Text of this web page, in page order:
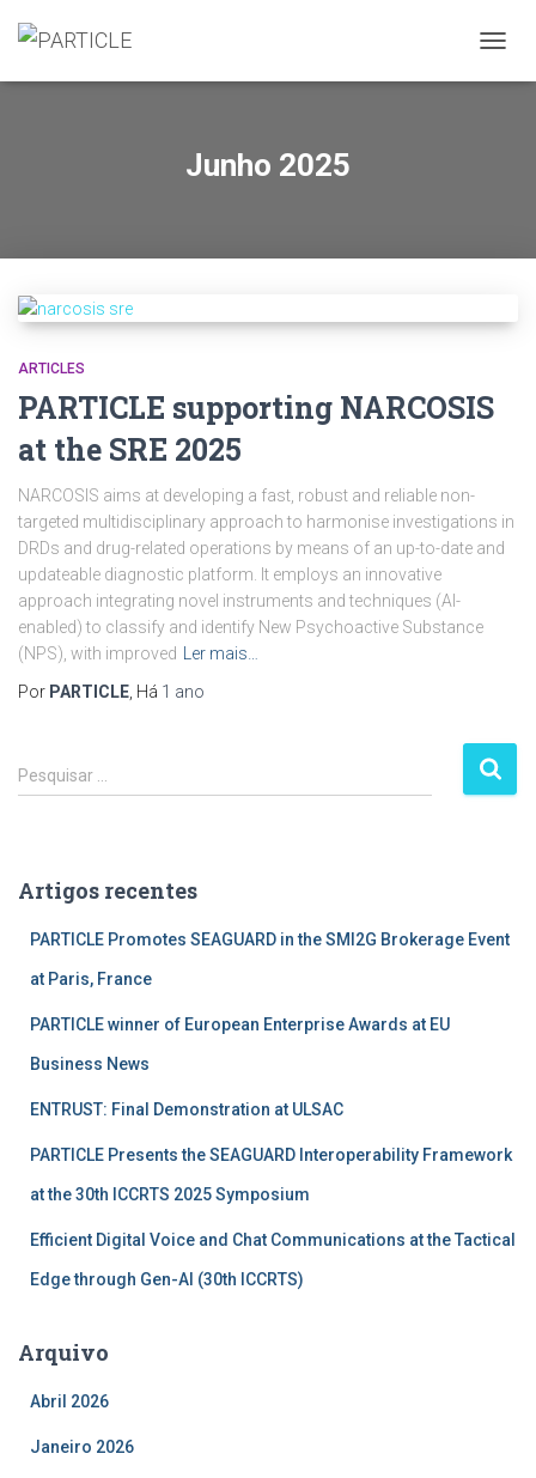
A
Junho 2025
ARTICLES
PARTICLE supporting NARCOSIS
at the SRE 2025
NARCOSIS aims at developing a fast, robust and reliable non-
targeted multidisciplinary approach to harmonise investigations in
DRDs and drug-related operations by means of an up-to-date and
updateable diagnostic platform. It employs an innovative
approach integrating novel instruments and techniques (AI-
enabled) to classify and identify New Psychoactive Substance
(NPS), with improved Ler mais…
Por PARTICLE, Há 1 ano
P
e
i
Pesquisar …
Artigos recentes
PARTICLE Promotes SEAGUARD in the SMI2G Brokerage Event
at Paris, France
PARTICLE winner of European Enterprise Awards at EU
Business News
ENTRUST: Final Demonstration at ULSAC
PARTICLE Presents the SEAGUARD Interoperability Framework
at the 30th ICCRTS 2025 Symposium
Efficient Digital Voice and Chat Communications at the Tactical
Edge through Gen-AI (30th ICCRTS)
Arquivo
Abril 2026
Janeiro 2026